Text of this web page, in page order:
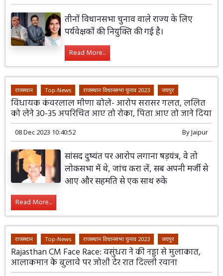
तीनों विधानसभा चुनाव वाले राज्य के लिए
पर्यवेक्षकों की नियुक्ति की गई है।
Read More...
राजस्थान Top-News राजस्थान विधानसभा चुनाव 2023 जयपुर
विधायक कंवरलाल मीणा बोले- आरोप सरासर गलत, ललित
को लेने 30-35 अपरिचित आए तो रोका, पिता आए तो जाने दिया
08 Dec 2023 10:40:52 ByJaipur
सांसद दुष्यंत पर आरोप लगाना षड़यंत्र, वे तो
लोकसभा में थे, जांच करा लें, सब अपनी मर्जी से
आए और सहमति से एक साथ रुके
Read More...
राजस्थान Top-News राजस्थान विधानसभा चुनाव 2023 जयपुर
Rajasthan CM Face Race: वसुंधरा ने की नड्डा से मुलाकात,
आलाकमान के बुलावे पर जोशी देर रात दिल्ली रवाना